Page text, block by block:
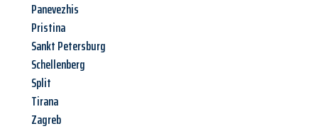
Panevezhis
Pristina
Sankt Petersburg
Schellenberg
Split
Tirana
Zagreb